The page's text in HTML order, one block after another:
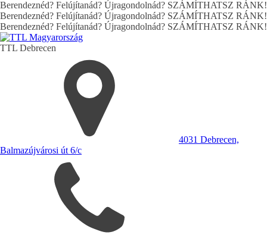
Berendeznéd? Felújítanád? Újragondolnád? SZÁMÍTHATSZ RÁNK!
Berendeznéd? Felújítanád? Újragondolnád? SZÁMÍTHATSZ RÁNK!
Berendeznéd? Felújítanád? Újragondolnád? SZÁMÍTHATSZ RÁNK!
TTL Debrecen
4031 Debrecen,
Balmazújvárosi út 6/c